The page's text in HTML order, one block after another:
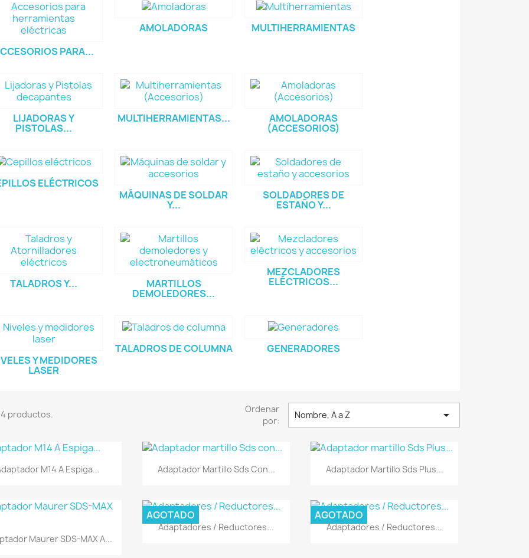
PARA...
AMOLADORAS MULTIHERRAMIENTAS
LIJADORAS Y
PISTOLAS...
MULTIHERRAMIENTAS... AMOLADORAS
(ACCESORIOS)
ELÉCTRICOS
MÁQUINAS DE SOLDAR
Y...
SOLDADORES DE
ESTAÑO Y...
TALADROS Y... MARTILLOS
DEMOLEDORES...
MEZCLADORES
ELÉCTRICOS...
Y MEDIDORES
LASER
TALADROS DE COLUMNA GENERADORES
productos.
Ordenar
por:
Nombre, A a Z 
Vista rápida
M14 A Espiga... Vista rápida
Adaptador Martillo Sds Con... Vista rápida
Adaptador Martillo Sds Plus...
Vista rápida
Maurer SDS-MAX A...
Vista rápida
Adaptadores / Reductores...
AGOTADO
Vista rápida
Adaptadores / Reductores...
AGOTADO